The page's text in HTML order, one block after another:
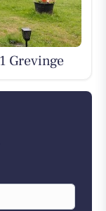
Grevinge